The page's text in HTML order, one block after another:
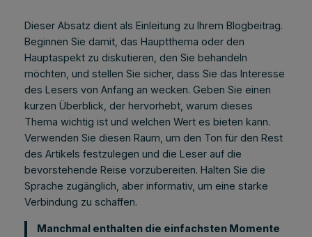
Dieser Absatz dient als Einleitung zu Ihrem Blogbeitrag.
Beginnen Sie damit, das Hauptthema oder den
Hauptaspekt zu diskutieren, den Sie behandeln
möchten, und stellen Sie sicher, dass Sie das Interesse
des Lesers von Anfang an wecken. Geben Sie einen
kurzen Überblick, der hervorhebt, warum dieses
Thema wichtig ist und welchen Wert es bieten kann.
Verwenden Sie diesen Raum, um den Ton für den Rest
des Artikels festzulegen und die Leser auf die
bevorstehende Reise vorzubereiten. Halten Sie die
Sprache zugänglich, aber informativ, um eine starke
Verbindung zu schaffen.
Manchmal enthalten die einfachsten Momente